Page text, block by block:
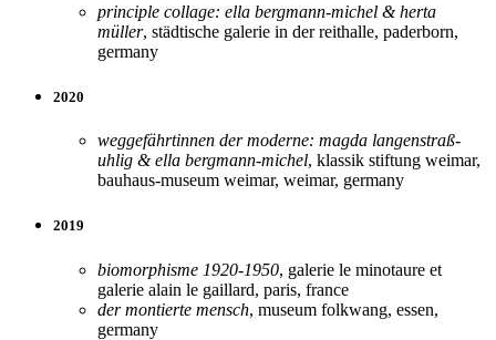
principle collage: ella bergmann-michel & herta
müller, städtische galerie in der reithalle, paderborn,
germany
2020
weggefährtinnen der moderne: magda langenstraß-
uhlig & ella bergmann-michel, klassik stiftung weimar,
bauhaus-museum weimar, weimar, germany
2019
biomorphisme 1920-1950, galerie le minotaure et
galerie alain le gaillard, paris, france
der montierte mensch, museum folkwang, essen,
germany